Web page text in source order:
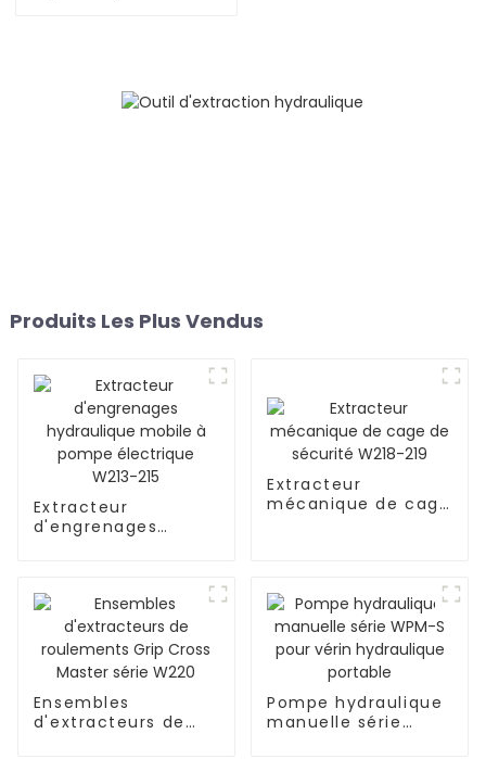
Produits Les Plus Vendus
Extracteur
d'engrenages
Extracteur
mécanique de cage
Ensembles
d'extracteurs de
Pompe hydraulique
manuelle série